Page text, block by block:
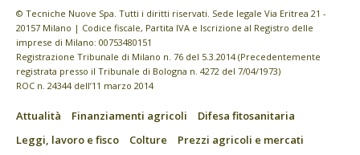
© Tecniche Nuove Spa. Tutti i diritti riservati. Sede legale Via Eritrea 21 -
20157 Milano | Codice fiscale, Partita IVA e Iscrizione al Registro delle
imprese di Milano: 00753480151
Registrazione Tribunale di Milano n. 76 del 5.3.2014 (Precedentemente
registrata presso il Tribunale di Bologna n. 4272 del 7/04/1973)
ROC n. 24344 dell’11 marzo 2014
Attualità Finanziamenti agricoli
Difesa fitosanitaria
Leggi, lavoro e fisco
Colture
Prezzi agricoli e mercati